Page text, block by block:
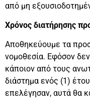
από μη
Χρόνος διατήρησης
Αποθηκεύουμε τα
νομοθεσία. Εφόσον
κάποιον από τους
διάστημα ενός (1)
επελέγησαν, αυτά θα